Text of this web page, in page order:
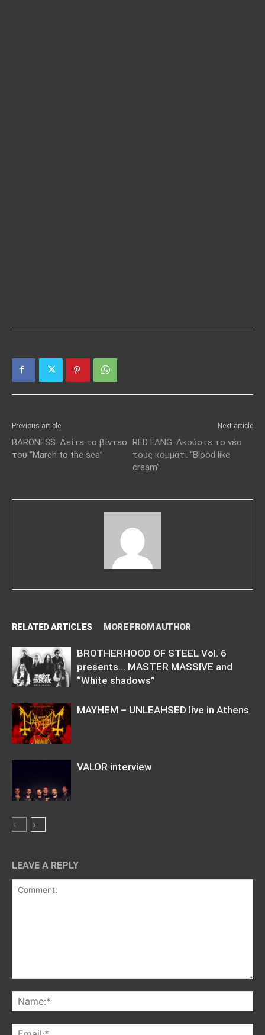
Previous article
BARONESS: Δείτε το βίντεο
του “March to the sea”
Next article
RED FANG: Ακούστε το νέο
τους κομμάτι “Blood like
cream”
RELATED ARTICLES MORE FROM AUTHOR
BROTHERHOOD OF STEEL Vol. 6
presents… MASTER MASSIVE and
“White shadows”
MAYHEM – UNLEAHSED live in Athens
VALOR interview
LEAVE A REPLY